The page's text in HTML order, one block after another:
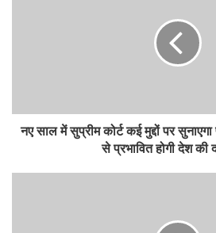
नए साल में सुप्रीम कोर्ट कई मुद्दों पर
से प्रभावित होगी देश की